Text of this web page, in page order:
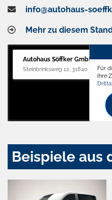
info@autohaus-
Mehr zu diesem
Autohaus Söffker GmbH
Steinbrinksweg 12, 31840
Für
Ihre
Beispiele aus